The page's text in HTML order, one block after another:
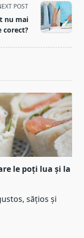
POST
nu mai
corect?
le poți lua și la
sățios și